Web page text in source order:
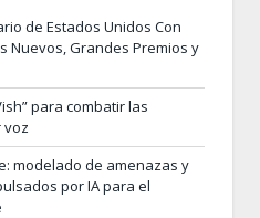
de Estados Unidos Con
Nuevos, Grandes Premios y
para combatir las
voz
modelado de amenazas y
por IA para el